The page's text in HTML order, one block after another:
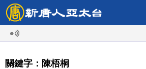
關鍵字：陳梧桐